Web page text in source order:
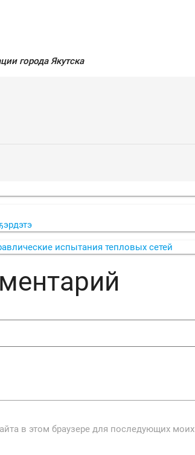
города Якутска
испытания тепловых сетей
в этом браузере для последующих моих